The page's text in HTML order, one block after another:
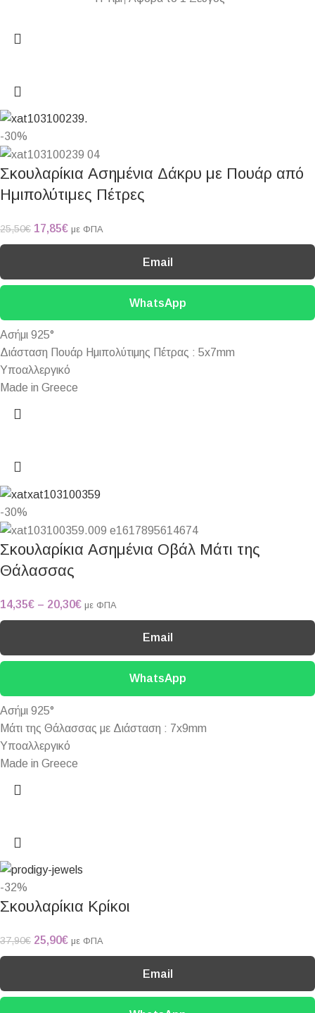
-30%
Σκουλαρίκια Ασημένια Δάκρυ με Πουάρ από
Ημιπολύτιμες Πέτρες
25,50€ 17,85€ με ΦΠΑ
Email
WhatsApp
Ασήμι 925°
Διάσταση Πουάρ Ημιπολύτιμης Πέτρας : 5x7mm
Υποαλλεργικό
Made in Greece
-30%
Σκουλαρίκια Ασημένια Οβάλ Μάτι της
Θάλασσας
14,35€ – 20,30€ με ΦΠΑ
Email
WhatsApp
Ασήμι 925°
Μάτι της Θάλασσας με Διάσταση : 7x9mm
Υποαλλεργικό
Made in Greece
-32%
Σκουλαρίκια Κρίκοι
37,90€ 25,90€ με ΦΠΑ
Email